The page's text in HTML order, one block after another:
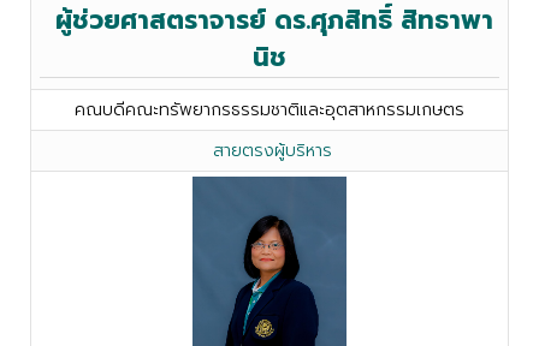
ผู้ช่วยศาสตราจารย์ ดร.ศุภสิทธิ์ สิทธาพา
นิช
คณบดีคณะทรัพยากรธรรมชาติและอุตสาหกรรมเกษตร
สายตรงผู้บริหาร